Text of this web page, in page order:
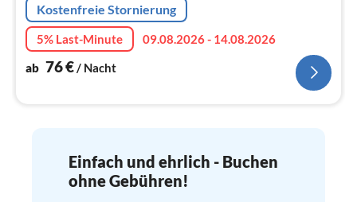
Kostenfreie Stornierung
5% Last-Minute
09.08.2026 - 14.08.2026
ab 76€/ Nacht
Einfach und ehrlich - Buchen
ohne Gebühren!